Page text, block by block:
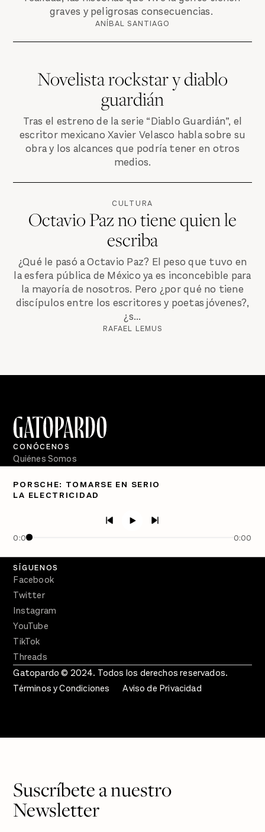
graves y peligrosas consecuencias.
ANÍBAL SANTIAGO
Novelista rockstar y diablo
guardián
Tras el estreno de la serie “Diablo Guardián”, el
escritor mexicano Xavier Velasco habla sobre su
obra y los alcances que podría tener en otros
medios.
CULTURA
Octavio Paz no tiene quien le
escriba
¿Qué le pasó a Octavio Paz? El peso que tuvo en
la esfera pública de México ya es inconcebible para
la mayoría de nosotros. Pero ¿por qué no tiene
discípulos entre los escritores y poetas jóvenes?,
¿s...
RAFAEL LEMUS
PORSCHE: TOMARSE EN SERIO
LA ELECTRICIDAD
0:00 0:00
CONÓCENOS
Quiénes Somos
PÓDCASTS
Crecer en Distopía
SÍGUENOS
Facebook
Twitter
Instagram
YouTube
TikTok
Threads
Gatopardo © 2024. Todos los derechos reservados.
Términos y Condiciones
Aviso de Privacidad
Suscríbete a nuestro
Newsletter